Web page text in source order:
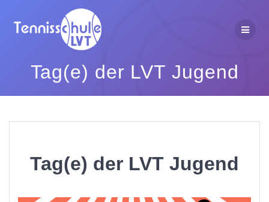
Tag(e) der LVT Jugend
Tag(e) der LVT Jugend